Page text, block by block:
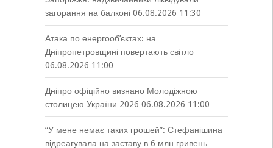
загорання на балконі 06.08.2026 11:30
Атака по енергооб’єктах: на
Дніпропетровщині повертають світло
06.08.2026 11:00
Дніпро офіційно визнано Молодіжною
столицею України 2026 06.08.2026 11:00
“У мене немає таких грошей”: Стефанішина
відреагувала на заставу в 6 млн гривень